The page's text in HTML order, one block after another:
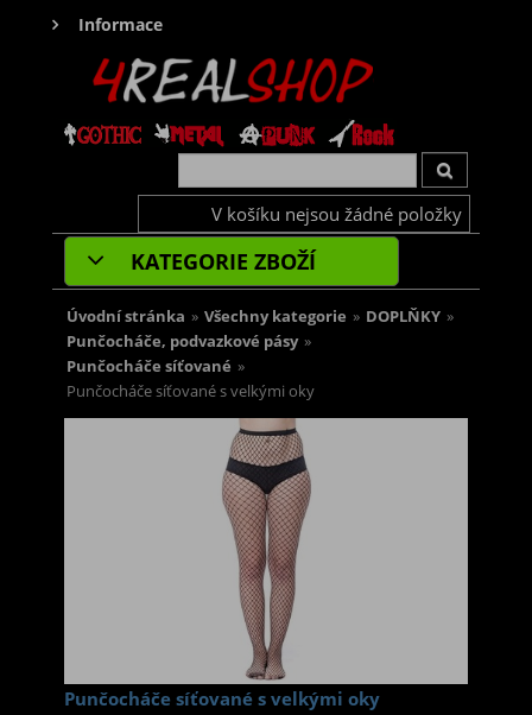
Informace
V košíku nejsou žádné položky
KATEGORIE ZBOŽÍ
Úvodní stránka » Všechny kategorie » DOPLŇKY »
Punčocháče, podvazkové pásy »
Punčocháče síťované »
Punčocháče síťované s velkými oky
Punčocháče síťované s velkými oky